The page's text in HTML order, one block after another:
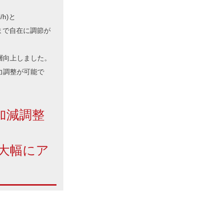
と
自在に調節が
上しました。
調整が可能で
減調整
幅にア